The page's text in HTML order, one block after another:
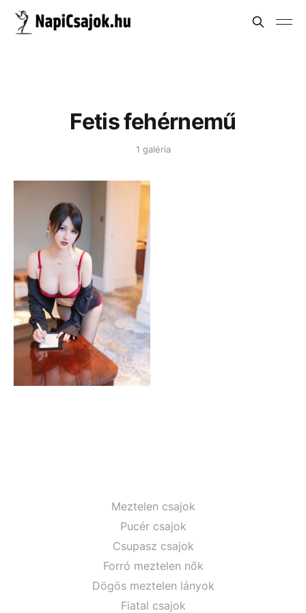
Fetis fehérnemű
1 galéria
Meztelen csajok
Pucér csajok
Csupasz csajok
Forró meztelen nők
Dögös meztelen lányok
Fiatal csajok